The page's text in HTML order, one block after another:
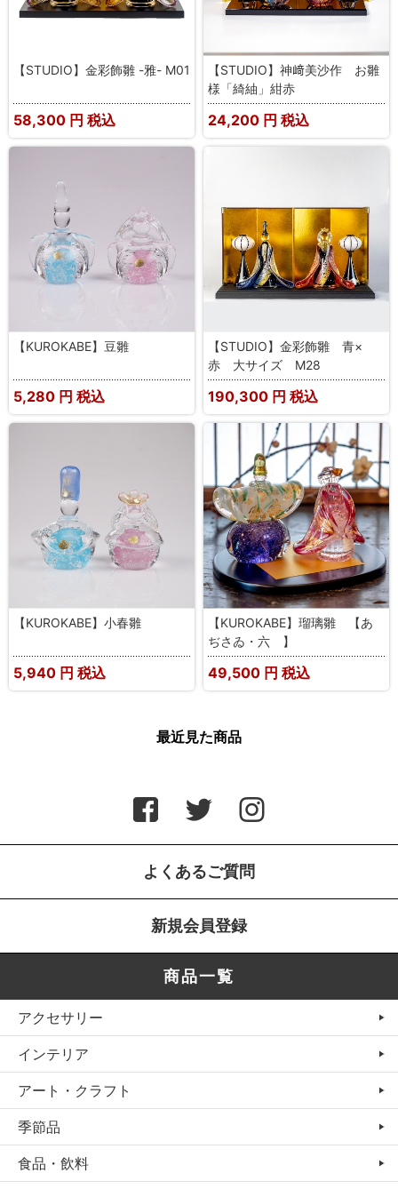
【STUDIO】金彩飾雛 -雅- M01
58,300 円 税込
【STUDIO】神﨑美沙作 お雛
様「綺紬」紺赤
24,200 円 税込
【KUROKABE】豆雛
5,280 円 税込
【STUDIO】金彩飾雛 青×
赤 大サイズ M28
190,300 円 税込
【KUROKABE】小春雛
5,940 円 税込
【KUROKABE】瑠璃雛 【あ
ぢさゐ・六 】
49,500 円 税込
最近見た商品
よくあるご質問
新規会員登録
商品一覧
アクセサリー
インテリア
アート・クラフト
季節品
食品・飲料